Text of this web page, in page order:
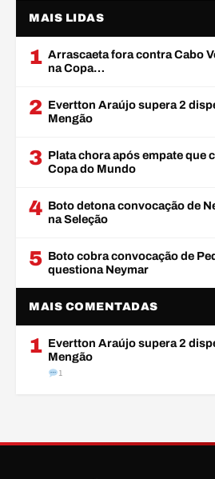
MAIS LIDAS
1 Arrascaeta fora contra Cabo
na Copa…
2 Evertton Araújo supera 2
Mengão
3 Plata chora após empate que
Copa do Mundo
4 Boto detona convocação de
na Seleção
5 Boto cobra convocação de
questiona Neymar
MAIS COMENTADAS
1 Evertton Araújo supera 2
Mengão
1